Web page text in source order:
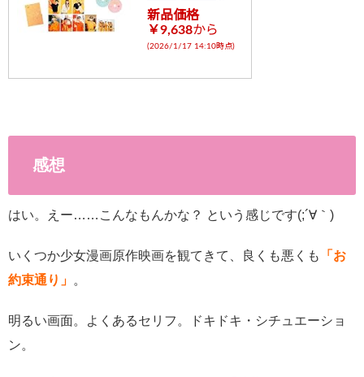
新品価格
￥9,638から
(2026/1/17 14:10時点)
感想
はい。えー……こんなもんかな？ という感じです(;´∀｀)
いくつか少女漫画原作映画を観てきて、良くも悪くも
「お
約束通り」 。
明るい画面。よくあるセリフ。ドキドキ・シチュエーショ
ン。